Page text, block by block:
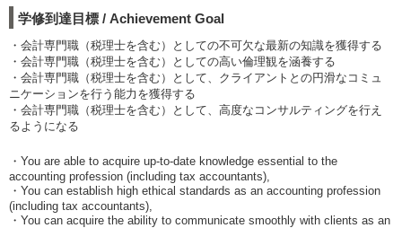
学修到達目標 / Achievement Goal
・会計専門職（税理士を含む）としての不可欠な最新の知識を獲得する
・会計専門職（税理士を含む）としての高い倫理観を涵養する
・会計専門職（税理士を含む）として、クライアントとの円滑なコミュ
ニケーションを行う能力を獲得する
・会計専門職（税理士を含む）として、高度なコンサルティングを行え
るようになる
・You are able to acquire up-to-date knowledge essential to the
accounting profession (including tax accountants),
・You can establish high ethical standards as an accounting profession
(including tax accountants),
・You can acquire the ability to communicate smoothly with clients as an